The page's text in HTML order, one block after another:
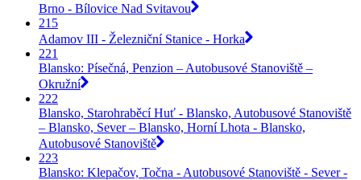
Brno - Bílovice Nad Svitavou
215
Adamov III - Železniční Stanice - Horka
221
Blansko: Písečná, Penzion – Autobusové Stanoviště –
Okružní
222
Blansko, Starohraběcí Huť - Blansko, Autobusové Stanoviště
– Blansko, Sever – Blansko, Horní Lhota - Blansko,
Autobusové Stanoviště
223
Blansko: Klepačov, Točna - Autobusové Stanoviště - Sever -